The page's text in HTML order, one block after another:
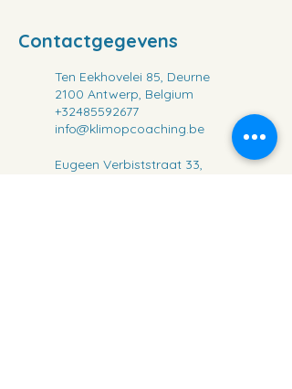
Contactgegevens
Ten Eekhovelei 85, Deurne
2100 Antwerp, Belgium
+32485592677
info@klimopcoaching.be
Eugeen Verbiststraat 33,